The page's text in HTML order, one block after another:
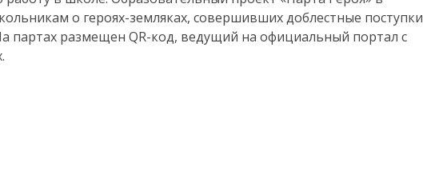
о героях-земляках, совершивших доблестные поступки
партах размещен QR-код, ведущий на официальный портал с